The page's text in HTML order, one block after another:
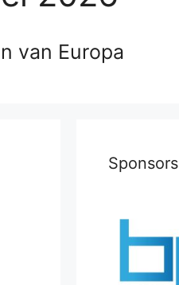
van Europa
Sponsors